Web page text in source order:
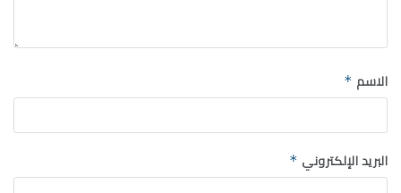
الاسم *
البريد الإلكتروني *